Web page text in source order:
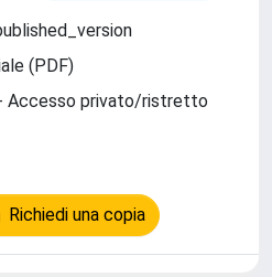
(PDF)
- Accesso privato/ristretto
Richiedi una copia